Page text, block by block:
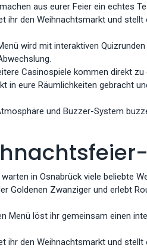
aus eurer Feier ein
ihr den Weihnachtsmarkt und
wird mit interaktiven
Casinospiele kommen direkt
in eure Räumlichkeiten gebracht
und Buzzer-System
in Osnabrück viele beliebte
Goldenen Zwanziger und erlebt
Menü löst ihr gemeinsam einen
ihr den Weihnachtsmarkt und